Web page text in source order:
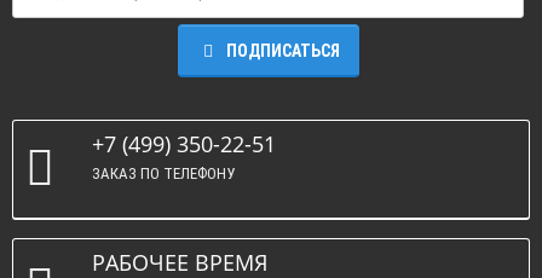
ПОДПИСАТЬСЯ
+7 (499) 350-22-51
ЗАКАЗ ПО ТЕЛЕФОНУ
РАБОЧЕЕ ВРЕМЯ